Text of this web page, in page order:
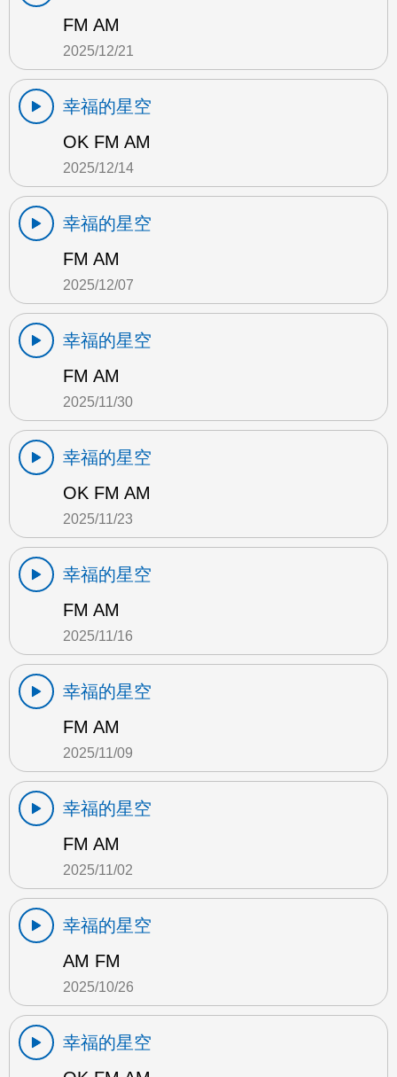
FM AM
2025/12/21
幸福的星空
OK FM AM
2025/12/14
幸福的星空
FM AM
2025/12/07
幸福的星空
FM AM
2025/11/30
幸福的星空
OK FM AM
2025/11/23
幸福的星空
FM AM
2025/11/16
幸福的星空
FM AM
2025/11/09
幸福的星空
FM AM
2025/11/02
幸福的星空
AM FM
2025/10/26
幸福的星空